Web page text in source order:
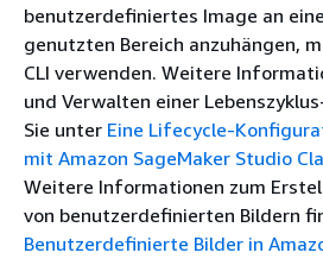
benutzerdefiniertes Image an
genutzten Bereich anzuhängen,
CLI verwenden. Weitere
und Verwalten einer
Sie unter Eine Lifecycle-
mit Amazon SageMaker Studio
Weitere Informationen zum
von benutzerdefinierten Bildern
Benutzerdefinierte Bilder in